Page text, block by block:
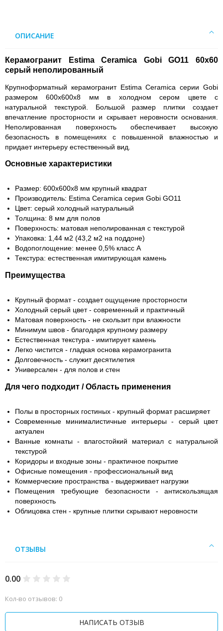
ОПИСАНИЕ
Керамогранит Estima Ceramica Gobi GO11 60x60
серый неполированный
Крупноформатный керамогранит Estima Ceramica серии Gobi
размером 600х600х8 мм в холодном сером цвете с
натуральной текстурой. Большой размер плитки создает
впечатление просторности и скрывает неровности основания.
Неполированная поверхность обеспечивает высокую
безопасность в помещениях с повышенной влажностью и
придает интерьеру естественный вид.
Основные характеристики
Размер: 600х600х8 мм крупный квадрат
Производитель: Estima Ceramica серия Gobi GO11
Цвет: серый холодный натуральный
Толщина: 8 мм для полов
Поверхность: матовая неполированная с текстурой
Упаковка: 1,44 м2 (43,2 м2 на поддоне)
Водопоглощение: менее 0,5% класс А
Текстура: естественная имитирующая камень
Преимущества
Крупный формат - создает ощущение просторности
Холодный серый цвет - современный и практичный
Матовая поверхность - не скользит при влажности
Минимум швов - благодаря крупному размеру
Естественная текстура - имитирует камень
Легко чистится - гладкая основа керамогранита
Долговечность - служит десятилетия
Универсален - для полов и стен
Для чего подходит / Область применения
Полы в просторных гостиных - крупный формат расширяет
Современные минималистичные интерьеры - серый цвет
актуален
Ванные комнаты - влагостойкий материал с натуральной
текстурой
Коридоры и входные зоны - практичное покрытие
Офисные помещения - профессиональный вид
Коммерческие пространства - выдерживает нагрузки
Помещения требующие безопасности - антискользящая
поверхность
Облицовка стен - крупные плитки скрывают неровности
ОТЗЫВЫ
0.00
Кол-во отзывов: 0
НАПИСАТЬ ОТЗЫВ